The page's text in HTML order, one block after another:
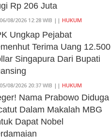
Rp 206 Juta
06/08/2026 12:28 WIB || HUKUM
Ungkap Pejabat
Terima Uang 12.500
Singapura Dari Bupati
05/08/2026 20:37 WIB || HUKUM
Nama Prabowo Diduga
Dalam Makalah MBG
Dapat Nobel